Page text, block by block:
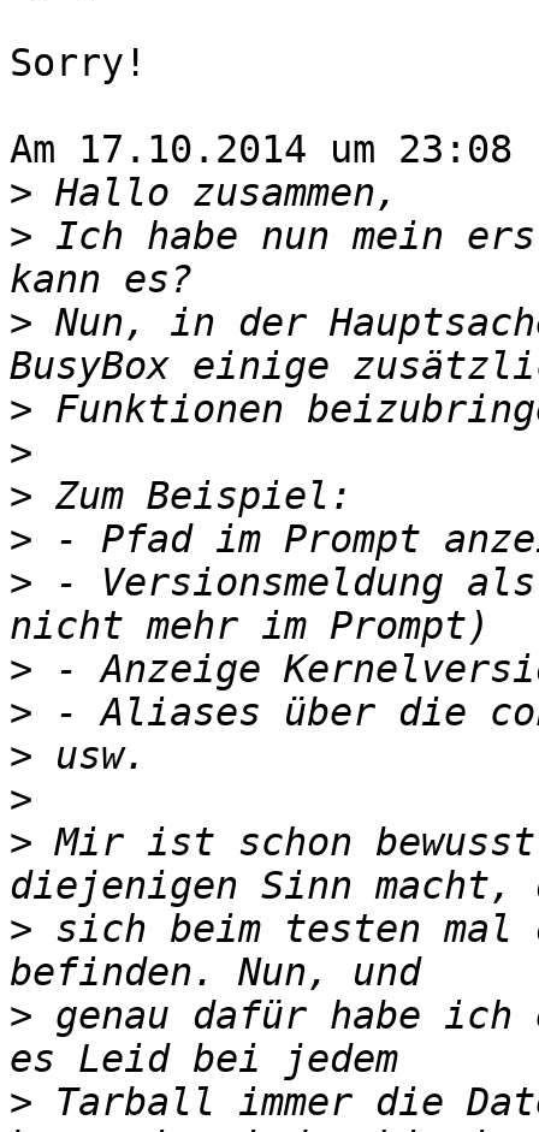
Sorry!
Am 17.10.2014 um
>
> Ich habe nun mein
> Nun, in der
>
>
>
>
> - Versionsmeldung
>
>
>
>
> Mir ist schon
> sich beim testen mal
> genau dafür habe
> Tarball immer die